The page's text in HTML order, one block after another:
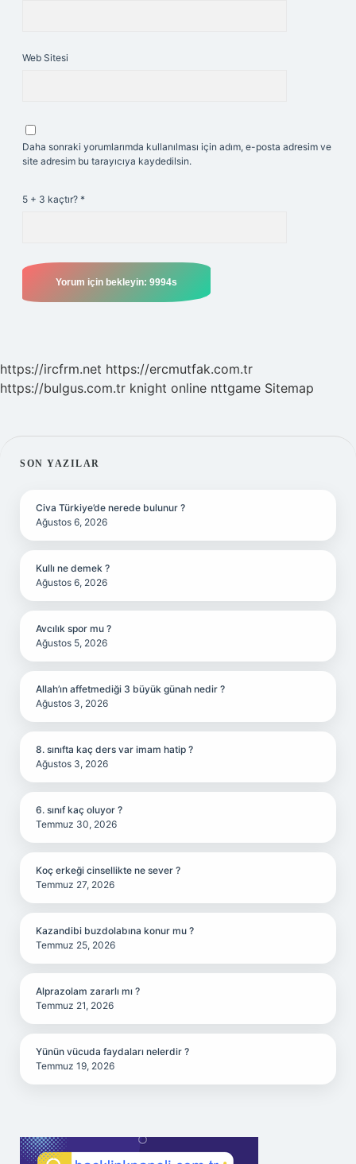
Web Sitesi
Daha sonraki yorumlarımda kullanılması için adım, e-posta adresim ve
site adresim bu tarayıcıya kaydedilsin.
5 + 3 kaçtır? *
https://ircfrm.net https://ercmutfak.com.tr
https://bulgus.com.tr knight online nttgame Sitemap
SIDEBAR
SON YAZILAR
Civa Türkiye’de nerede bulunur ?
Ağustos 6, 2026
Kullı ne demek ?
Ağustos 6, 2026
Avcılık spor mu ?
Ağustos 5, 2026
Allah’ın affetmediği 3 büyük günah nedir ?
Ağustos 3, 2026
8. sınıfta kaç ders var imam hatip ?
Ağustos 3, 2026
6. sınıf kaç oluyor ?
Temmuz 30, 2026
Koç erkeği cinsellikte ne sever ?
Temmuz 27, 2026
Kazandibi buzdolabına konur mu ?
Temmuz 25, 2026
Alprazolam zararlı mı ?
Temmuz 21, 2026
Yünün vücuda faydaları nelerdir ?
Temmuz 19, 2026